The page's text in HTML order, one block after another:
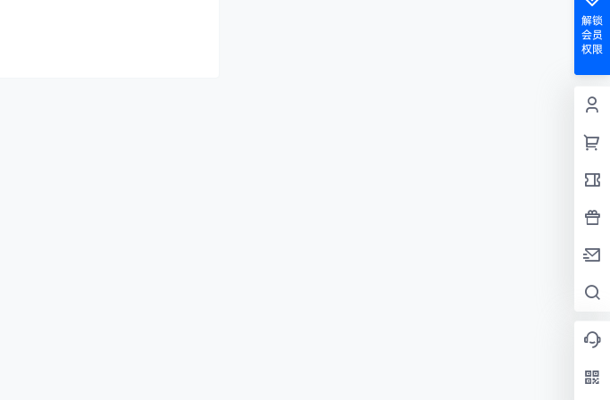
解锁
会员
权限